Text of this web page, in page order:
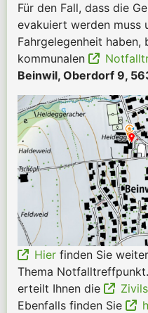
Für den Fall, dass die
evakuiert werden muss
Fahrgelegenheit haben,
kommunalen
Beinwil, Oberdorf 9,
Hier finden Sie
Thema
erteilt Ihnen die
Ebenfalls finden Sie